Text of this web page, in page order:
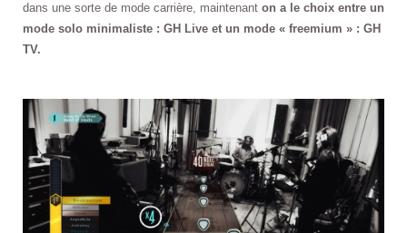
dans une sorte de mode carrière, maintenant on a le choix entre un
mode solo minimaliste : GH Live et un mode « freemium » : GH
TV.